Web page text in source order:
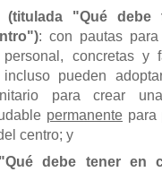
(titulada "Qué debe
: con pautas
concretas y
pueden
para crear
permanente para
centro; y
debe tener en